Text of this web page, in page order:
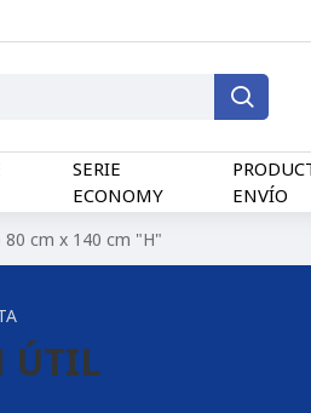
SERIE
ECONOMY
ENVÍO
cm x 140 cm "H"
ÚTIL